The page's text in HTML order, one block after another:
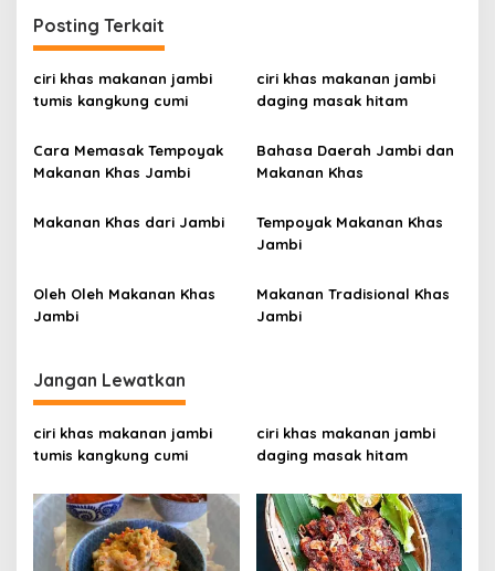
i
g
a
s
i
p
o
Posting Terkait
ciri khas makanan jambi
tumis kangkung cumi
ciri khas makanan jambi
daging masak hitam
Cara Memasak Tempoyak
Makanan Khas Jambi
Bahasa Daerah Jambi dan
Makanan Khas
Makanan Khas dari Jambi
Tempoyak Makanan Khas
Jambi
Oleh Oleh Makanan Khas
Jambi
Makanan Tradisional Khas
Jambi
Jangan Lewatkan
ciri khas makanan jambi
tumis kangkung cumi
ciri khas makanan jambi
daging masak hitam